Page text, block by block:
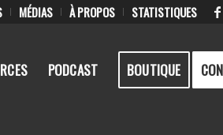
MÉDIAS À PROPOS STATISTIQUES
PODCAST BOUTIQUE